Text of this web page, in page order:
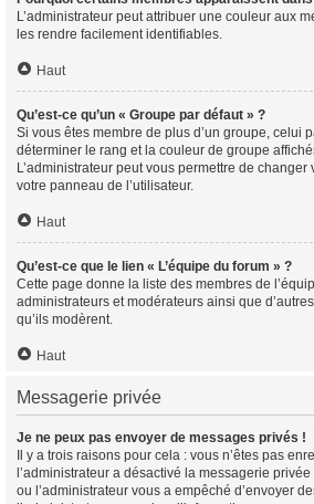
L’administrateur peut attribuer une couleur aux
les rendre facilement identifiables.
Haut
Qu’est-ce qu’un « Groupe par défaut » ?
Si vous êtes membre de plus d’un groupe, celui
déterminer le rang et la couleur de groupe
L’administrateur peut vous permettre de
votre panneau de l’utilisateur.
Haut
Qu’est-ce que le lien « L’équipe du forum » ?
Cette page donne la liste des membres de
administrateurs et modérateurs ainsi que
qu’ils modèrent.
Haut
Messagerie privée
Je ne peux pas envoyer de messages privés !
Il y a trois raisons pour cela : vous n’êtes pas
l’administrateur a désactivé la messagerie
ou l’administrateur vous a empêché d’envoyer